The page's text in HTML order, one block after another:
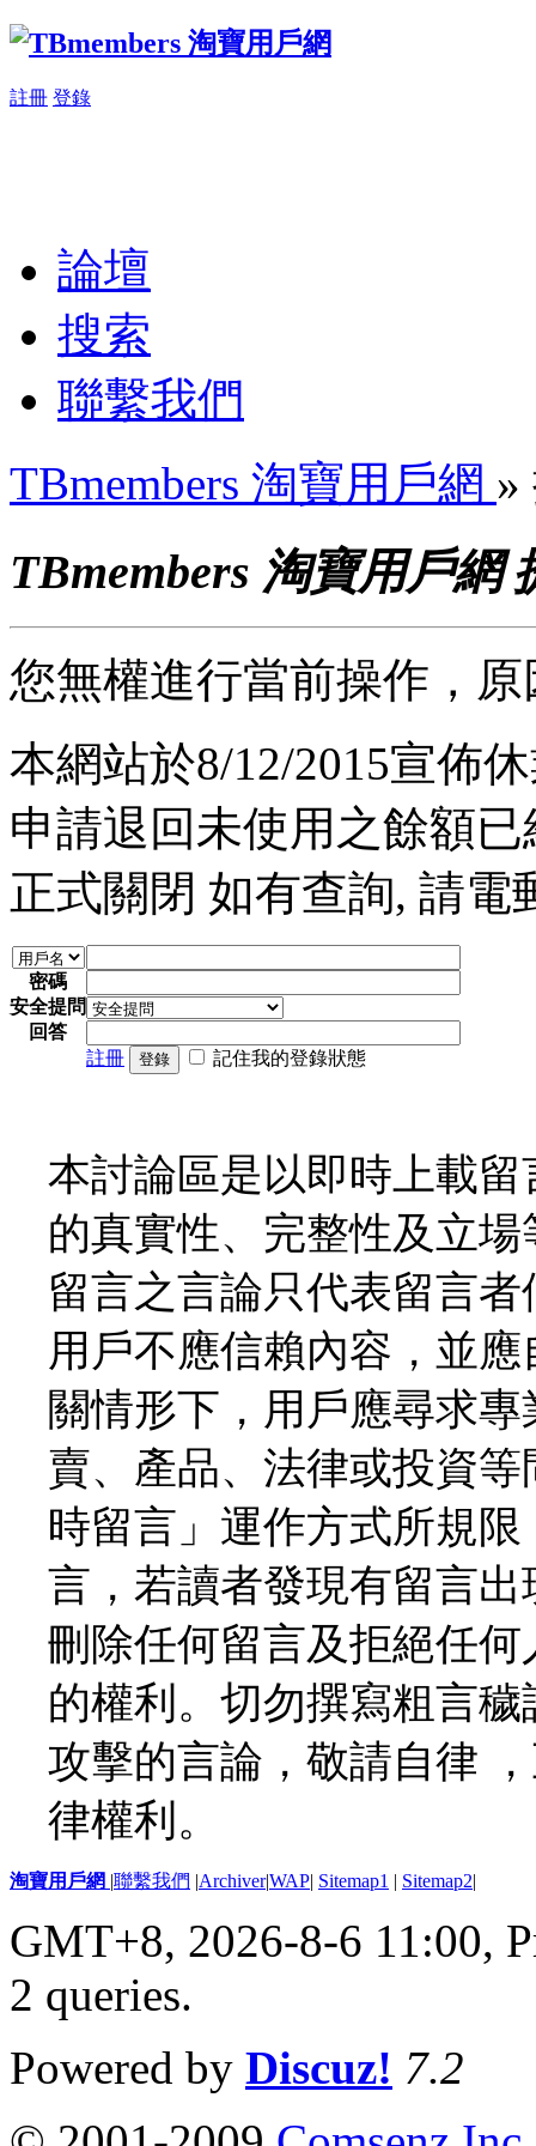
註冊 登錄
論壇
搜索
聯繫我們
TBmembers 淘寶用戶網 »
TBmembers 淘寶用戶網
您無權進行當前操作，
本網站於8/12/2015宣佈
申請退回未使用之餘額
正式關閉 如有查詢, 請電
密碼
安全提問
回答
註冊
登錄 記住我的登錄狀態
本討論區是以即時上載
的真實性、完整性及立
留言之言論只代表留言
用戶不應信賴內容，並
關情形下，用戶應尋求
賣、產品、法律或投資
時留言」運作方式所規
言，若讀者發現有留言
刪除任何留言及拒絕任
的權利。切勿撰寫粗言
攻擊的言論，敬請自律
律權利。
淘寶用戶網 |聯繫我們 |Archiver|WAP| Sitemap1 | Sitemap2|
GMT+8, 2026-8-6 11:00,
2 queries.
Powered by Discuz! 7.2